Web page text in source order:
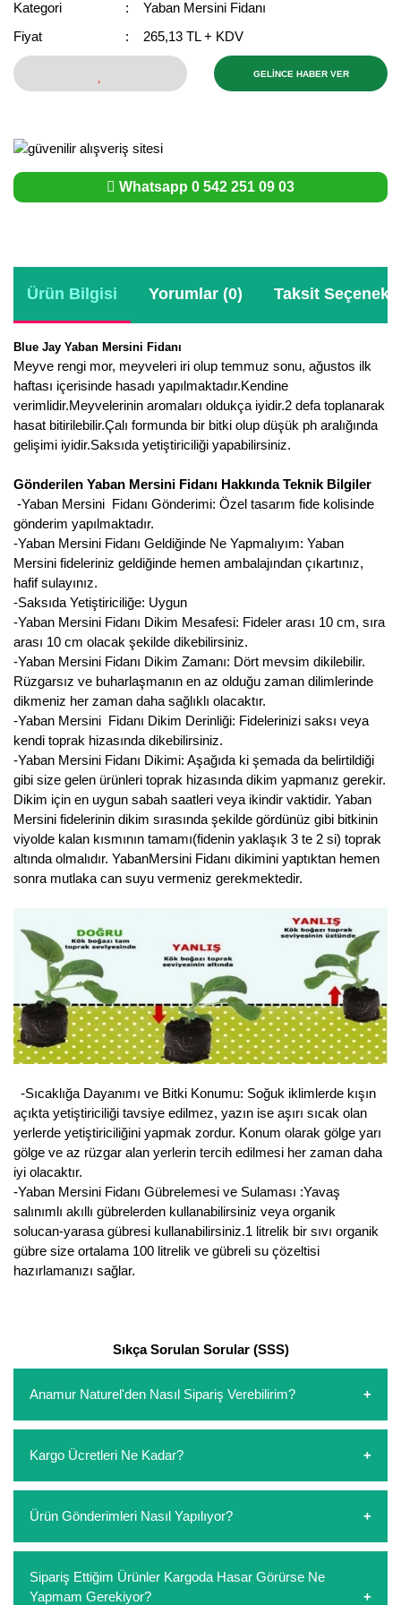
Kategori
Yaban Mersini Fidanı
Fiyat
265,13 TL + KDV
GELİNCE HABER VER
Whatsapp 0 542 251 09 03
Ürün Bilgisi Yorumlar (0) Taksit
Blue Jay Yaban Mersini Fidanı
Meyve rengi mor, meyveleri iri olup temmuz sonu, ağustos ilk
haftası içerisinde hasadı yapılmaktadır.Kendine
verimlidir.Meyvelerinin aromaları oldukça iyidir.2 defa toplanarak
hasat bitirilebilir.Çalı formunda bir bitki olup düşük ph aralığında
gelişimi iyidir.Saksıda yetiştiriciliği yapabilirsiniz.
Gönderilen Yaban Mersini Fidanı Hakkında Teknik Bilgiler
-Yaban Mersini Fidanı Gönderimi: Özel tasarım fide kolisinde
gönderim yapılmaktadır.
-Yaban Mersini Fidanı Geldiğinde Ne Yapmalıyım: Yaban
Mersini fideleriniz geldiğinde hemen ambalajından çıkartınız,
hafif sulayınız.
-Saksıda Yetiştiriciliğe: Uygun
-Yaban Mersini Fidanı Dikim Mesafesi: Fideler arası 10 cm, sıra
arası 10 cm olacak şekilde dikebilirsiniz.
-Yaban Mersini Fidanı Dikim Zamanı: Dört mevsim dikilebilir.
Rüzgarsız ve buharlaşmanın en az olduğu zaman dilimlerinde
dikmeniz her zaman daha sağlıklı olacaktır.
-Yaban Mersini Fidanı Dikim Derinliği: Fidelerinizi saksı veya
kendi toprak hizasında dikebilirsiniz.
-Yaban Mersini Fidanı Dikimi: Aşağıda ki şemada da belirtildiği
gibi size gelen ürünleri toprak hizasında dikim yapmanız gerekir.
Dikim için en uygun sabah saatleri veya ikindir vaktidir. Yaban
Mersini fidelerinin dikim sırasında şekilde gördünüz gibi bitkinin
viyolde kalan kısmının tamamı(fidenin yaklaşık 3 te 2 si) toprak
altında olmalıdır. YabanMersini Fidanı dikimini yaptıktan hemen
sonra mutlaka can suyu vermeniz gerekmektedir.
-Sıcaklığa Dayanımı ve Bitki Konumu: Soğuk iklimlerde kışın
açıkta yetiştiriciliği tavsiye edilmez, yazın ise aşırı sıcak olan
yerlerde yetiştiriciliğini yapmak zordur. Konum olarak gölge yarı
gölge ve az rüzgar alan yerlerin tercih edilmesi her zaman daha
iyi olacaktır.
-Yaban Mersini Fidanı Gübrelemesi ve Sulaması :Yavaş
salınımlı akıllı gübrelerden kullanabilirsiniz veya organik
solucan-yarasa gübresi kullanabilirsiniz.1 litrelik bir sıvı organik
gübre size ortalama 100 litrelik ve gübreli su çözeltisi
hazırlamanızı sağlar.
Sıkça Sorulan Sorular (SSS)
Anamur Naturel'den Nasıl Sipariş Verebilirim?
oluşturarak,iletişim numaralarımızdan bizi arayarak veya
whatsapp hattımızdan bizlere isteklerinizi yazarak sipariş
ödemelerini sipariş verdikten sonra havale/eft veya sipariş
Kargo Ücretleri Ne Kadar?
etmeyin diye 1500 lira ve üzerindeki siparişlerinizde
kargoyu biz karşılıyoruz. 1500 Lira altında kalan
kargo ücreti ödeme aşamasında sepetinize eklenecektir.
Ürün Gönderimleri Nasıl Yapılıyor?
paketlenip gönderim yapılmaktadır.
Sipariş Ettiğim Ürünler Kargoda Hasar Görürse Ne
Yapmam Gerekiyor?
Bektaşi Üzümü Fidanı
Böğürtlen Fidanı
Ceviz Fidanı
Elma Fidanı
Fidan Anaçları ve Aşı Kalemleri
Fındık Fidanı
Frenk Üzümü Fidanı
Girebolu Fidanı
Goji Berry Fidanı
Hünnap Fidanı
İncir Fidanı
Kapari Gebre Otu Fidanı
Kayısı Fidanı
Keçiboynuzu Fidanı
Kestane Fidanı
Kivi Fidanı
Kızılcık Fidanı
Kocayemiş Fidanı
Kuşburnu Fidanı
Longan Fidanı
Malta Eriği Fidanı
Mango Fidanı
Melez Meyveler
Murt Fidanı
Muşmula Fidanı
Muz Fidanı
Nadir Çeşit Meyveler
Nar Fidanı
Papaya Fidanı
Şeftali Fidanı
Trabzon Hurması Fidanı
Vişne Fidanı
Nostaljik Güller
Peyzaj Gülleri
Sarmaşık(Çardak) Gül Fidanları
Ters Lale Soğanı
Yılbaşı Gülü Çiçeği
Zambak Soğanı